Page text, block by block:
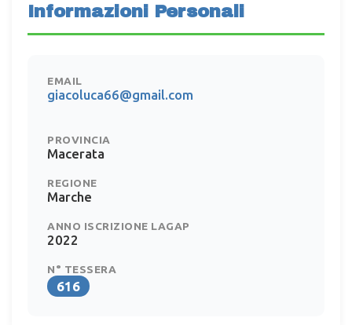
Informazioni Personali
EMAIL
giacoluca66@gmail.com
PROVINCIA
Macerata
REGIONE
Marche
ANNO ISCRIZIONE LAGAP
2022
N° TESSERA
616